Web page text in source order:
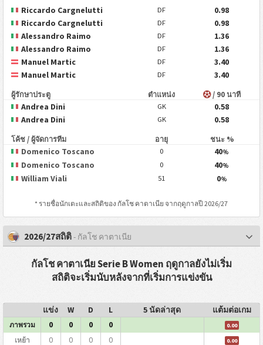
Riccardo Cargnelutti
DF
0.98
Riccardo Cargnelutti
DF
0.98
Alessandro Raimo
DF
1.36
Alessandro Raimo
DF
1.36
Manuel Martic
DF
3.40
Manuel Martic
DF 3.40
ผู้รักษาประตู ตำแหน่ง / 90 นาที
Andrea Dini GK
0.58
Andrea Dini
GK 0.58
โค้ช / ผู้จัดการทีม อายุ ชนะ %
Domenico Toscano 0 40%
Domenico Toscano 0 40%
William Viali 51 0%
* รายชื่อนักเตะและสถิติของ กัลโช คาตาเนีย จากฤดูกาลปี 2026/27
2026/27สถิติ- กัลโช คาตาเนีย
กัลโช คาตาเนีย Serie B Women ฤดูกาลยังไม่เริ่ม
สถิติจะเริ่มนับหลังจากที่เริ่มการแข่งขัน
แข่ง W D L 5 นัดล่าสุด แต้มต่อเกม
ภาพรวม 0 0 0 0 0.00
เหย้า 0 0 0 0 0.00